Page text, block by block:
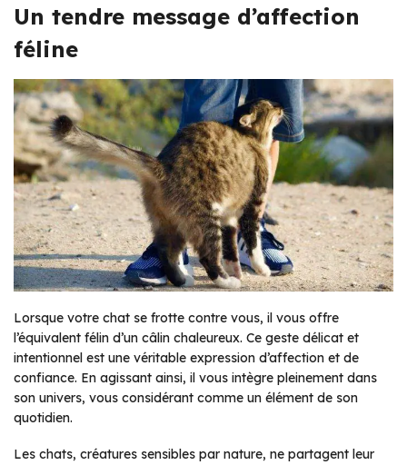
Un tendre message d’affection
féline
Lorsque votre chat se frotte contre vous, il vous offre
l’équivalent félin d’un câlin chaleureux. Ce geste délicat et
intentionnel est une véritable expression d’affection et de
confiance. En agissant ainsi, il vous intègre pleinement dans
son univers, vous considérant comme un élément de son
quotidien.
Les chats, créatures sensibles par nature, ne partagent leur